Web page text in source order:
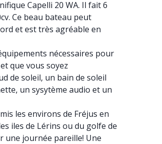
Capelli 20 WA. Il fait 6
Ce beau bateau peut
et est très agréable en
nécessaires pour
que vous soyez
de soleil, un bain de soleil
un sysytème audio et un
les environs de Fréjus en
iles de Lérins ou du golfe de
une journée pareille! Une